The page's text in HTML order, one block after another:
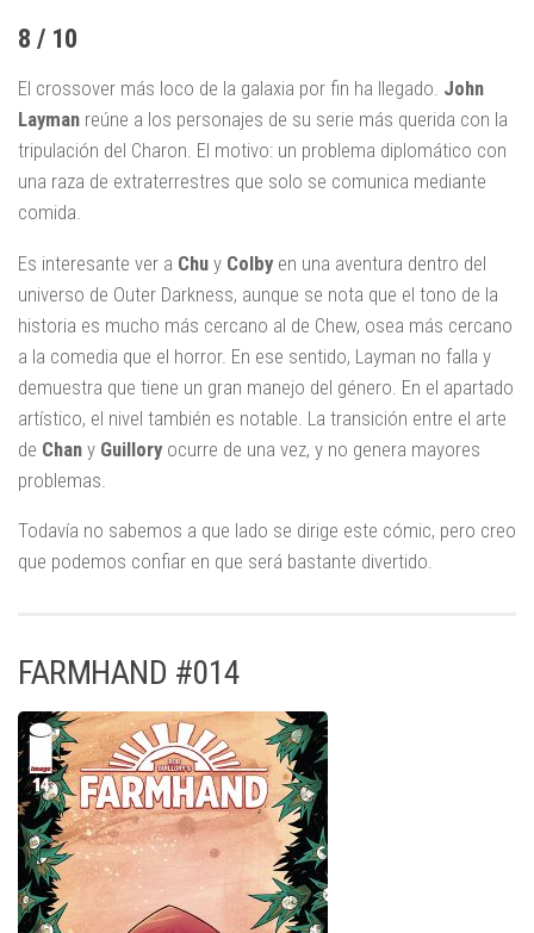
8 / 10
El crossover más loco de la galaxia por fin ha llegado. John
Layman reúne a los personajes de su serie más querida con la
tripulación del Charon. El motivo: un problema diplomático con
una raza de extraterrestres que solo se comunica mediante
comida.
Es interesante ver a Chu y Colby en una aventura dentro del
universo de Outer Darkness, aunque se nota que el tono de la
historia es mucho más cercano al de Chew, osea más cercano
a la comedia que el horror. En ese sentido, Layman no falla y
demuestra que tiene un gran manejo del género. En el apartado
artístico, el nivel también es notable. La transición entre el arte
de Chan y Guillory ocurre de una vez, y no genera mayores
problemas.
Todavía no sabemos a que lado se dirige este cómic, pero creo
que podemos confiar en que será bastante divertido.
FARMHAND #014